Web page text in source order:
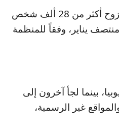
أعلنت الأمم المتحدة عن نزوح أكثر من 28 ألف شخص
يناير، وفقاً للمنظمة
بينما لجأ آخرون إلى
غير الرسمية،